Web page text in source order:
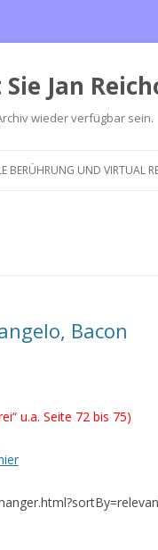
Jan
wieder verfügbar sein.
BERÜHRUNG UND VIRTUAL
Bacon
u.a. Seite 72 bis 75)